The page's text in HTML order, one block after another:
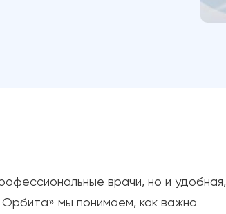
врачи, но и удобная,
Орбита» мы понимаем, как важно